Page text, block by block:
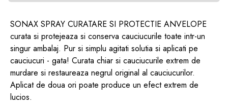
SONAX SPRAY CURATARE SI PROTECTIE ANVELOPE
curata si protejeaza si conserva cauciucurile toate intr-un
singur ambalaj. Pur si simplu agitati solutia si aplicati pe
cauciucuri - gata! Curata chiar si cauciucurile extrem de
murdare si restaureaza negrul original al cauciucurilor.
Aplicat de doua ori poate produce un efect extrem de
lucios.